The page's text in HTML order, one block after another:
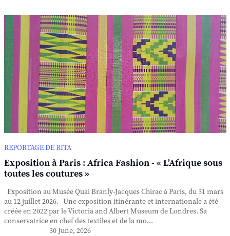
REPORTAGE DE RITA
Exposition à Paris : Africa Fashion - « L’Afrique sous
toutes les coutures »
Exposition au Musée Quai Branly-Jacques Chirac à Paris, du 31 mars
au 12 juillet 2026. Une exposition itinérante et internationale a été
créée en 2022 par le Victoria and Albert Museum de Londres. Sa
conservatrice en chef des textiles et de la mo...
30 June, 2026